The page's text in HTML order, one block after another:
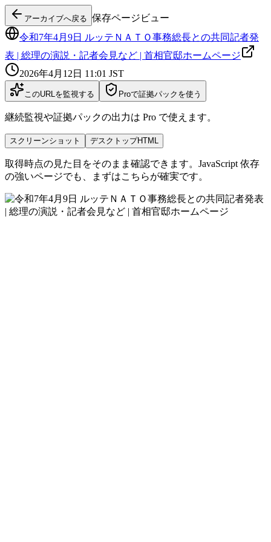
アーカイブへ戻る 保存ページビュー
令和7年4月9日 ルッテＮＡＴＯ事務総長との共同記者発
表 | 総理の演説・記者会見など | 首相官邸ホームページ
2026年4月12日 11:01 JST
このURLを監視する Proで証拠パックを使う
継続監視や証拠パックの出力は Pro で使えます。
スクリーンショット デスクトップHTML
取得時点の見た目をそのまま確認できます。JavaScript 依存
の強いページでも、まずはこちらが確実です。